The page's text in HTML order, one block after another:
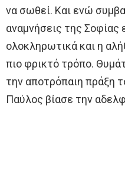
να σωθεί. Και ενώ
αναμνήσεις της Σοφίας
ολοκληρωτικά και η
πιο φρικτό τρόπο.
την αποτρόπαιη πράξη
Παύλος βίασε την